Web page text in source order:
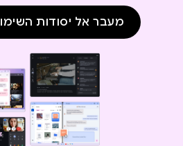
מעבר אל יסודות